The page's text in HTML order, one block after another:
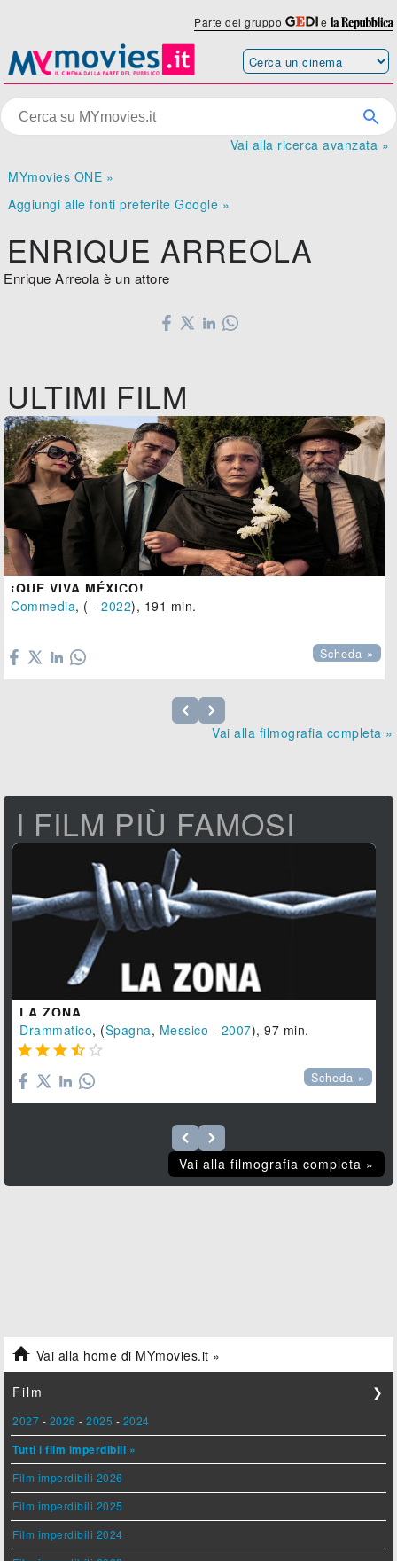
Parte del gruppo e
Vai alla ricerca avanzata »
MYmovies ONE »
Aggiungi alle fonti preferite Google »
ENRIQUE ARREOLA
Enrique Arreola è un attore
ULTIMI FILM
¡QUE VIVA MÉXICO!
Commedia, ( -2022), 191 min.
Scheda »
Vai alla filmografia completa »
I FILM PIÙ FAMOSI
LA ZONA
Drammatico, (Spagna, Messico - 2007), 97 min.
    
Scheda »
Vai alla filmografia completa »
 Vai alla home di MYmovies.it »
Film ❯
2027 - 2026 -2025 - 2024
Tutti i film imperdibili »
Film imperdibili 2026
Film imperdibili 2025
Film imperdibili 2024